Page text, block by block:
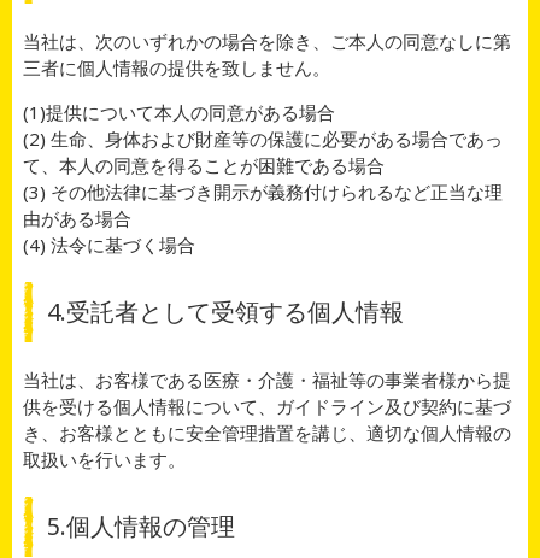
当社は、次のいずれかの場合を除き、ご本人の同意なしに第
三者に個人情報の提供を致しません。
(1)提供について本人の同意がある場合
(2) 生命、身体および財産等の保護に必要がある場合であっ
て、本人の同意を得ることが困難である場合
(3) その他法律に基づき開示が義務付けられるなど正当な理
由がある場合
(4) 法令に基づく場合
4.受託者として受領する個人情報
当社は、お客様である医療・介護・福祉等の事業者様から提
供を受ける個人情報について、ガイドライン及び契約に基づ
き、お客様とともに安全管理措置を講じ、適切な個人情報の
取扱いを行います。
5.個人情報の管理